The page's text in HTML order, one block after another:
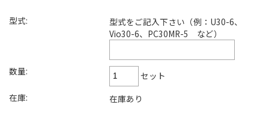
型式:
型式をご記入下さい（例：U30-6、
Vio30-6、PC30MR-5 など）
数量:
セット
在庫:
在庫あり